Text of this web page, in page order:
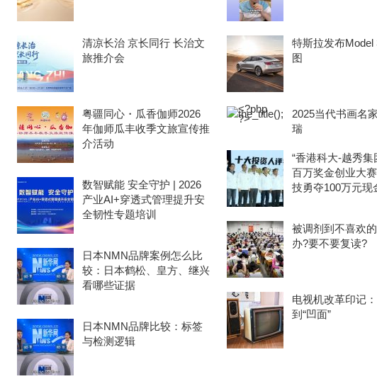
清凉长治 京长同行 长治文
旅推介会
粤疆同心・瓜香伽师2026
年伽师瓜丰收季文旅宣传推
介活动
数智赋能 安全守护 | 2026
产业AI+穿透式管理提升安
全韧性专题培训
日本NMN品牌案例怎么比
较：日本鹤松、皇方、继兴
看哪些证据
日本NMN品牌比较：标签
与检测逻辑
特斯拉发布Model
图
2025当代书画名
瑞
“香港科大-越秀集
百万奖金创业大
技勇夺100万元现
被调剂到不喜欢
办?要不要复读?
电视机改革印记：
到“凹面”